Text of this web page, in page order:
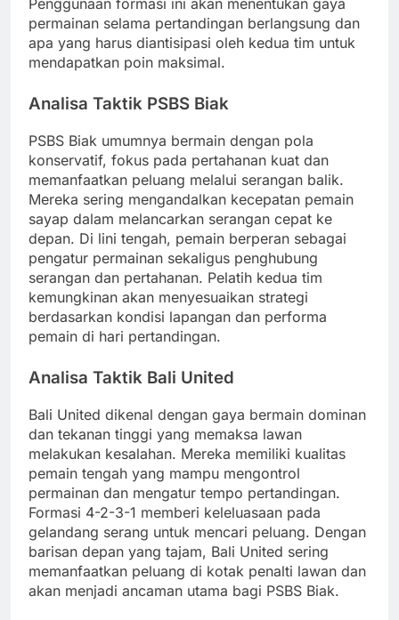
Penggunaan formasi ini akan menentukan gaya
permainan selama pertandingan berlangsung dan
apa yang harus diantisipasi oleh kedua tim untuk
mendapatkan poin maksimal.
Analisa Taktik PSBS Biak
PSBS Biak umumnya bermain dengan pola
konservatif, fokus pada pertahanan kuat dan
memanfaatkan peluang melalui serangan balik.
Mereka sering mengandalkan kecepatan pemain
sayap dalam melancarkan serangan cepat ke
depan. Di lini tengah, pemain berperan sebagai
pengatur permainan sekaligus penghubung
serangan dan pertahanan. Pelatih kedua tim
kemungkinan akan menyesuaikan strategi
berdasarkan kondisi lapangan dan performa
pemain di hari pertandingan.
Analisa Taktik Bali United
Bali United dikenal dengan gaya bermain dominan
dan tekanan tinggi yang memaksa lawan
melakukan kesalahan. Mereka memiliki kualitas
pemain tengah yang mampu mengontrol
permainan dan mengatur tempo pertandingan.
Formasi 4-2-3-1 memberi keleluasaan pada
gelandang serang untuk mencari peluang. Dengan
barisan depan yang tajam, Bali United sering
memanfaatkan peluang di kotak penalti lawan dan
akan menjadi ancaman utama bagi PSBS Biak.